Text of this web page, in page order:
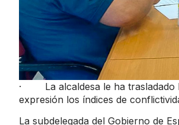
· La alcaldesa le ha trasladado
expresión los índices de
La subdelegada del Gobierno de